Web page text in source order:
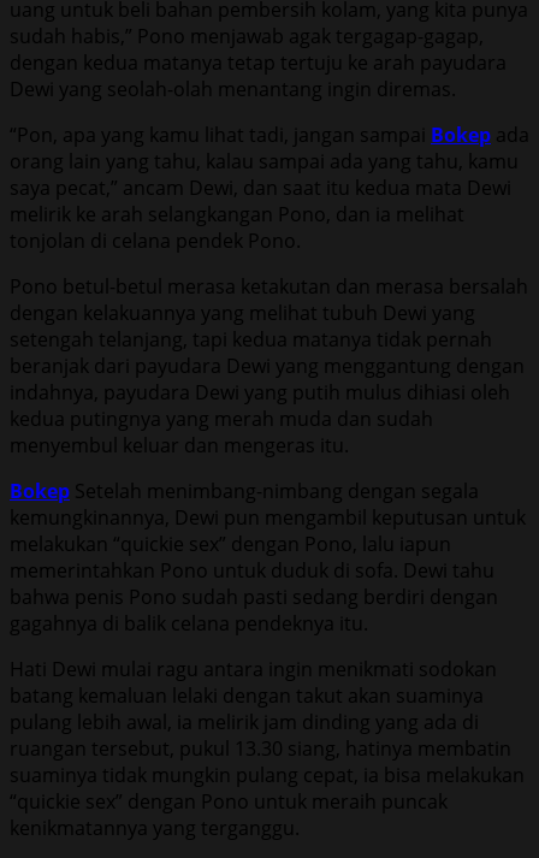
uang untuk beli bahan pembersih kolam, yang kita punya
sudah habis,” Pono menjawab agak tergagap-gagap,
dengan kedua matanya tetap tertuju ke arah payudara
Dewi yang seolah-olah menantang ingin diremas.
“Pon, apa yang kamu lihat tadi, jangan sampai Bokep ada
orang lain yang tahu, kalau sampai ada yang tahu, kamu
saya pecat,” ancam Dewi, dan saat itu kedua mata Dewi
melirik ke arah selangkangan Pono, dan ia melihat
tonjolan di celana pendek Pono.
Pono betul-betul merasa ketakutan dan merasa bersalah
dengan kelakuannya yang melihat tubuh Dewi yang
setengah telanjang, tapi kedua matanya tidak pernah
beranjak dari payudara Dewi yang menggantung dengan
indahnya, payudara Dewi yang putih mulus dihiasi oleh
kedua putingnya yang merah muda dan sudah
menyembul keluar dan mengeras itu.
Bokep Setelah menimbang-nimbang dengan segala
kemungkinannya, Dewi pun mengambil keputusan untuk
melakukan “quickie sex” dengan Pono, lalu iapun
memerintahkan Pono untuk duduk di sofa. Dewi tahu
bahwa penis Pono sudah pasti sedang berdiri dengan
gagahnya di balik celana pendeknya itu.
Hati Dewi mulai ragu antara ingin menikmati sodokan
batang kemaluan lelaki dengan takut akan suaminya
pulang lebih awal, ia melirik jam dinding yang ada di
ruangan tersebut, pukul 13.30 siang, hatinya membatin
suaminya tidak mungkin pulang cepat, ia bisa melakukan
“quickie sex” dengan Pono untuk meraih puncak
kenikmatannya yang terganggu.